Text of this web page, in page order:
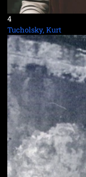
4
Tucholsky, Kurt